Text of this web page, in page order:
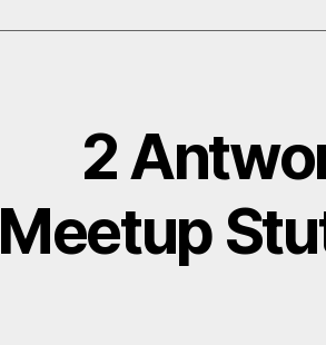
2
Meetup